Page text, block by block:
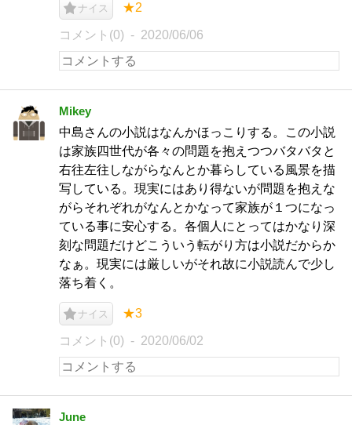
ナイス ★2
コメント(0) 2020/06/06
Mikey
中島さんの小説はなんかほっこりする。この小説
は家族四世代が各々の問題を抱えつつバタバタと
右往左往しながらなんとか暮らしている風景を描
写している。現実にはあり得ないが問題を抱えな
がらそれぞれがなんとかなって家族が１つになっ
ている事に安心する。各個人にとってはかなり深
刻な問題だけどこういう転がり方は小説だからか
なぁ。現実には厳しいがそれ故に小説読んで少し
落ち着く。
ナイス ★3
コメント(0) 2020/06/02
June